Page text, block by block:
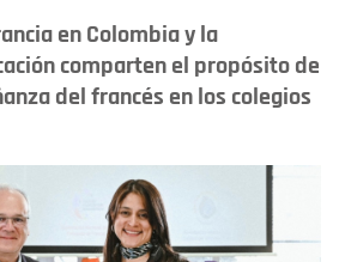
en Colombia y la
comparten el propósito de
del francés en los colegios